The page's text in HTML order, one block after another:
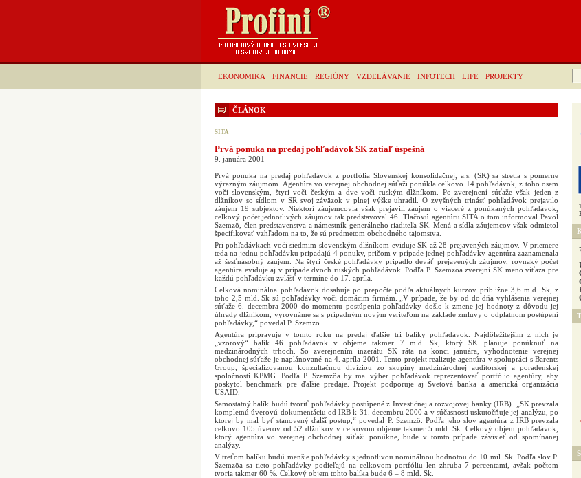
EKONOMIKA FINANCIE REGIÓNY VZDELÁVANIE INFOTECH LIFE PROJEKTY
ČLÁNOK
SITA
Prvá ponuka na predaj pohľadávok SK zatiaľ úspešná
9. januára 2001
Prvá ponuka na predaj pohľadávok z portfólia Slovenskej konsolidačnej, a.s. (SK) sa stretla s pomerne
výrazným záujmom. Agentúra vo verejnej obchodnej súťaži ponúkla celkovo 14 pohľadávok, z toho osem
voči slovenským, štyri voči českým a dve voči ruským dlžníkom. Po zverejnení súťaže však jeden z
dlžníkov so sídlom v SR svoj záväzok v plnej výške uhradil. O zvyšných trinásť pohľadávok prejavilo
záujem 19 subjektov. Niektorí záujemcovia však prejavili záujem o viaceré z ponúkaných pohľadávok,
celkový počet jednotlivých záujmov tak predstavoval 46. Tlačovú agentúru SITA o tom informoval Pavol
Szemzö, člen predstavenstva a námestník generálneho riaditeľa SK. Mená a sídla záujemcov však odmietol
špecifikovať vzhľadom na to, že sú predmetom obchodného tajomstva.
Pri pohľadávkach voči siedmim slovenským dlžníkom eviduje SK až 28 prejavených záujmov. V priemere
teda na jednu pohľadávku pripadajú 4 ponuky, pričom v prípade jednej pohľadávky agentúra zaznamenala
až šesťnásobný záujem. Na štyri české pohľadávky pripadlo deväť prejavených záujmov, rovnaký počet
agentúra eviduje aj v prípade dvoch ruských pohľadávok. Podľa P. Szemzöa zverejní SK meno víťaza pre
každú pohľadávku zvlášť v termíne do 17. apríla.
Celková nominálna pohľadávok dosahuje po prepočte podľa aktuálnych kurzov približne 3,6 mld. Sk, z
toho 2,5 mld. Sk sú pohľadávky voči domácim firmám. „V prípade, že by od do dňa vyhlásenia verejnej
súťaže 6. decembra 2000 do momentu postúpenia pohľadávky došlo k zmene jej hodnoty z dôvodu jej
úhrady dlžníkom, vyrovnáme sa s prípadným novým veriteľom na základe zmluvy o odplatnom postúpení
pohľadávky,“ povedal P. Szemzö.
Agentúra pripravuje v tomto roku na predaj ďalšie tri balíky pohľadávok. Najdôležitejším z nich je
„vzorový“ balík 46 pohľadávok v objeme takmer 7 mld. Sk, ktorý SK plánuje ponúknuť na
medzinárodných trhoch. So zverejnením inzerátu SK ráta na konci januára, vyhodnotenie verejnej
obchodnej súťaže je naplánované na 4. apríla 2001. Tento projekt realizuje agentúra v spolupráci s Barents
Group, špecializovanou konzultačnou divíziou zo skupiny medzinárodnej audítorskej a poradenskej
spoločnosti KPMG. Podľa P. Szemzöa by mal výber pohľadávok reprezentovať portfólio agentúry, aby
poskytol benchmark pre ďalšie predaje. Projekt podporuje aj Svetová banka a americká organizácia
USAID.
Samostatný balík budú tvoriť pohľadávky postúpené z Investičnej a rozvojovej banky (IRB). „SK prevzala
kompletnú úverovú dokumentáciu od IRB k 31. decembru 2000 a v súčasnosti uskutočňuje jej analýzu, po
ktorej by mal byť stanovený ďalší postup,“ povedal P. Szemzö. Podľa jeho slov agentúra z IRB prevzala
celkovo 105 úverov od 52 dlžníkov v celkovom objeme takmer 5 mld. Sk. Celkový objem pohľadávok,
ktorý agentúra vo verejnej obchodnej súťaži ponúkne, bude v tomto prípade závisieť od spomínanej
analýzy.
V treťom balíku budú menšie pohľadávky s jednotlivou nominálnou hodnotou do 10 mil. Sk. Podľa slov P.
Szemzöa sa tieto pohľadávky podieľajú na celkovom portfóliu len zhruba 7 percentami, avšak počtom
tvoria takmer 60 %. Celkový objem tohto balíka bude 6 – 8 mld. Sk.